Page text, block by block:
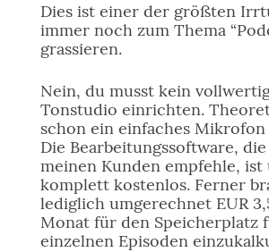
Dies ist einer der größten
immer noch zum Thema
grassieren.
Nein, du musst kein
Tonstudio einrichten.
schon ein einfaches Mikrofon
Die Bearbeitungssoftware,
meinen Kunden empfehle, ist
komplett kostenlos. Ferner
lediglich umgerechnet EUR
Monat für den Speicherplatz
einzelnen Episoden